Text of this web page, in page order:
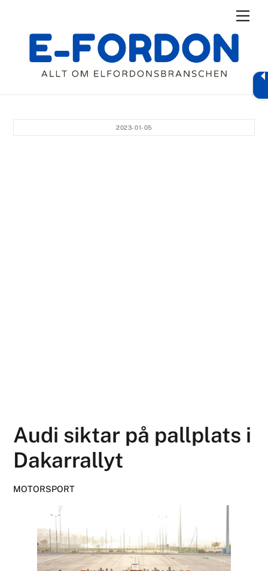
content
2023-01-05
Audi siktar på pallplats i
Dakarrallyt
MOTORSPORT